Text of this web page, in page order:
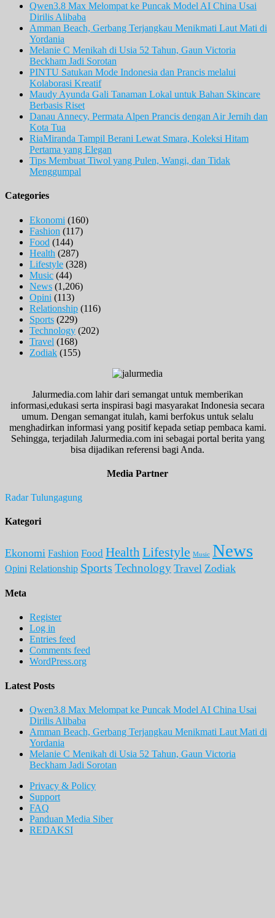
Qwen3.8 Max Melompat ke Puncak Model AI China Usai
Dirilis Alibaba
Amman Beach, Gerbang Terjangkau Menikmati Laut Mati di
Yordania
Melanie C Menikah di Usia 52 Tahun, Gaun Victoria
Beckham Jadi Sorotan
PINTU Satukan Mode Indonesia dan Prancis melalui
Kolaborasi Kreatif
Maudy Ayunda Gali Tanaman Lokal untuk Bahan Skincare
Berbasis Riset
Danau Annecy, Permata Alpen Prancis dengan Air Jernih dan
Kota Tua
RiaMiranda Tampil Berani Lewat Smara, Koleksi Hitam
Pertama yang Elegan
Tips Membuat Tiwol yang Pulen, Wangi, dan Tidak
Menggumpal
Categories
Ekonomi (160)
Fashion (117)
Food (144)
Health (287)
Lifestyle (328)
Music (44)
News (1,206)
Opini (113)
Relationship (116)
Sports (229)
Technology (202)
Travel (168)
Zodiak (155)
Jalurmedia.com lahir dari semangat untuk memberikan
informasi,edukasi serta inspirasi bagi masyarakat Indonesia secara
umum. Dengan semangat itulah, kami berfokus untuk selalu
menghadirkan informasi yang positif kepada setiap pembaca kami.
Sehingga, terjadilah Jalurmedia.com ini sebagai portal berita yang
bisa dijadikan referensi bagi Anda.
Media Partner
Radar Tulungagung
Kategori
Ekonomi Fashion Food Health Lifestyle Music News
Opini Relationship Sports Technology Travel Zodiak
Meta
Register
Log in
Entries feed
Comments feed
WordPress.org
Latest Posts
Qwen3.8 Max Melompat ke Puncak Model AI China Usai
Dirilis Alibaba
Amman Beach, Gerbang Terjangkau Menikmati Laut Mati di
Yordania
Melanie C Menikah di Usia 52 Tahun, Gaun Victoria
Beckham Jadi Sorotan
Privacy & Policy
Support
FAQ
Panduan Media Siber
REDAKSI